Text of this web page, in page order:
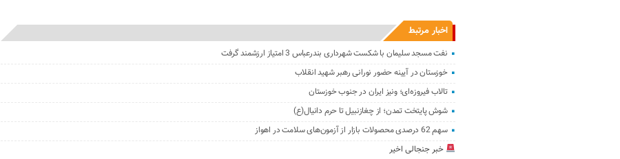
اخبار مرتبط
نفت مسجد سلیمان با شکست شهرداری بندرعباس 3 امتیاز ارزشمند گرفت
خوزستان در آیینه حضور نورانی رهبر شهید انقلاب
تالاب فیروزه‌ای؛ ونیز ایران در جنوب خوزستان
شوش پایتخت تمدن؛ از چغازنبیل تا حرم دانیال(ع)
سهم 62 درصدی محصولات بازار از آزمون‌های سلامت در اهواز
خبر جنجالی اخیر